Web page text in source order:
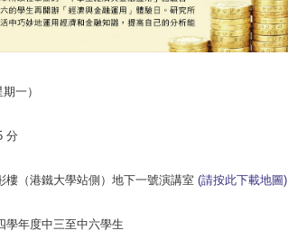
一）
分
樓（港鐵大學站側）地下一號演講室 (請按此下載地圖)
學年度中三至中六學生